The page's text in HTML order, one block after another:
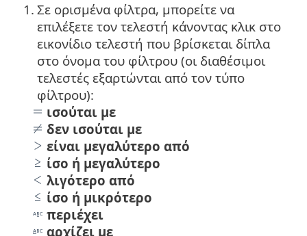
1. Σε ορισμένα φίλτρα, μπορείτε να
επιλέξετε τον τελεστή κάνοντας κλικ στο
εικονίδιο τελεστή που βρίσκεται δίπλα
στο όνομα του φίλτρου (οι διαθέσιμοι
τελεστές εξαρτώνται από τον τύπο
φίλτρου):
ισούται με
δεν ισούται με
είναι μεγαλύτερο από
ίσο ή μεγαλύτερο
λιγότερο από
ίσο ή μικρότερο
περιέχει
αρχίζει με